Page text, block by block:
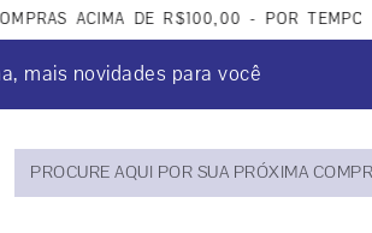
DE R$100,00 - POR TEMPO LIMITADO
mais novidades para você